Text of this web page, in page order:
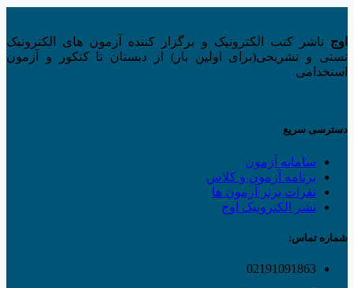
اوج ناشر کتب الکترونیک و برگزار کننده آزمون های الکترونیک
تستی و تشریحی(برای اولین بار) از دبستان تا کنکور و آزمون
استخدامی
دسترسی سریع
سامانه آزمون
برنامه آزمون و کلاس
نفرات برتر آزمون ها
نشر الکترونیک اوج
شماره تماس:
02191091863